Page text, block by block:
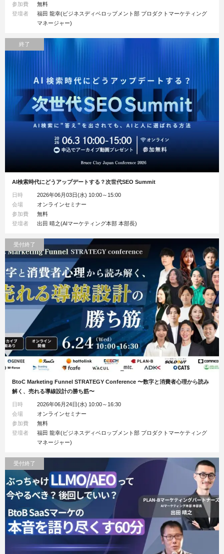
参加費
無料
登壇者
福田 龍幸(ビジネスディベロップメント部 プロダクトマーケティング
マネージャー)
AI検索時代にどうアップデートする？次世代SEO Summit
日時
2026年06月03日(水) 10:00～15:00
会場
オンラインセミナー
参加費
無料
登壇者
出田 晴之(AIマーケティング本部 本部長)
終了
BtoC Marketing Funnel STRATEGY Conference 〜数字と消費者心理から読み
解く、売れる導線設計の勝ち筋〜
日時
2026年06月24日(水) 10:00～16:30
会場
オンラインセミナー
参加費
無料
登壇者
福田 龍幸(ビジネスディベロップメント部 プロダクトマーケティング
マネージャー)
受付終了
受付終了